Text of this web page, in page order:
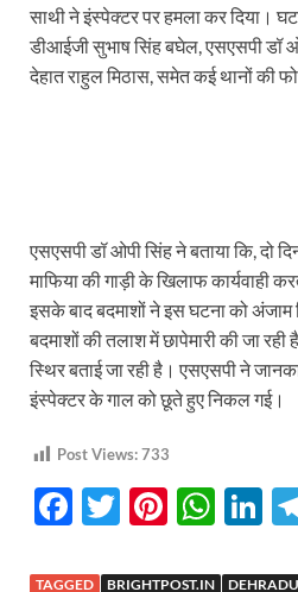
साथी ने इंस्पेक्टर पर हमला कर दिया।
डीआईजी सुभाष सिंह बघेल, एसएसपी डॉ
देहात राहुल मिठास, समेत कई थानों की
एसएसपी डॉ ओपी सिंह ने बताया कि, दो
माफिया की गाड़ी के खिलाफ कार्यवाही
इसके बाद बदमाशों ने इस घटना को अंजाम
बदमाशों की तलाश में छापेमारी की जा
स्थिर बताई जा रही है। एसएसपी ने
इंस्पेक्टर के गाल को छूते हुए निकल गई।
Post Views:733
F
e
T
itt
Pi
er
W
at
Li
k
TAGGED BRIGHTPOST.IN